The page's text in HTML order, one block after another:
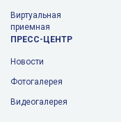
Виртуальная
приемная
ПРЕСС-ЦЕНТР
Новости
Фотогалерея
Видеогалерея